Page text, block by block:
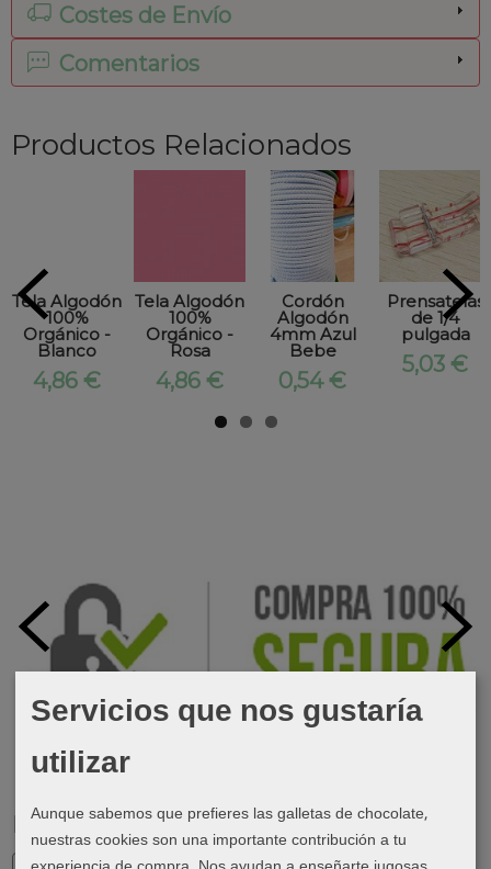
Marcas
Costes de Envío
Comentarios
Productos Relacionados
Tela Algodón
100%
Orgánico -
Blanco
4,86 €
Tela Algodón
100%
Orgánico -
Rosa
4,86 €
Cordón
Algodón
4mm Azul
Bebe
0,54 €
Prensatelas
de 1/4
pulgada
5,03 €
Servicios que nos gustaría
utilizar
Aunque sabemos que prefieres las galletas de chocolate,
nuestras cookies son una importante contribución a tu